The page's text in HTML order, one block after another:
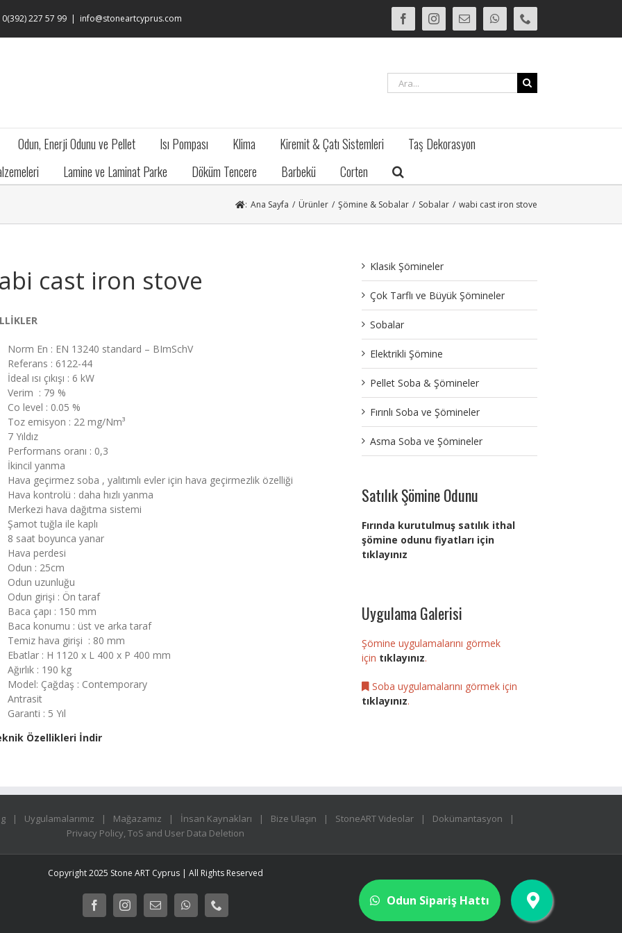
227 57 99 | info@stoneartcyprus.com FacebookInstagram
E-
posta
WhatsApp
Ara:
Odun, Enerji Odunu ve Pellet Isı Pompası Klima Kiremit & Çatı Sistemleri
Taş Dekorasyon
Lamine ve Laminat Parke Döküm Tencere Barbekü Corten
: Ana Sayfa / Ürünler / Şömine & Sobalar / Sobalar / wabi cast iron stove
cast iron stove
Norm En : EN 13240 standard – BImSchV
Referans : 6122-44
İdeal ısı çıkışı : 6 kW
Verim : 79 %
Co level : 0.05 %
Toz emisyon : 22 mg/Nm³
7 Yıldız
Performans oranı : 0,3
İkincil yanma
Hava geçirmez soba , yalıtımlı evler için hava geçirmezlik özelliği
Hava kontrolü : daha hızlı yanma
Merkezi hava dağıtma sistemi
Şamot tuğla ile kaplı
8 saat boyunca yanar
Hava perdesi
Odun : 25cm
Odun uzunluğu
Odun girişi : Ön taraf
Baca çapı : 150 mm
Baca konumu : üst ve arka taraf
Temiz hava girişi : 80 mm
Ebatlar : H 1120 x L 400 x P 400 mm
Ağırlık : 190 kg
Model: Çağdaş : Contemporary
Antrasit
Garanti : 5 Yıl
Özellikleri İndir
Klasik Şömineler
Çok Tarflı ve Büyük Şömineler
Sobalar
Elektrikli Şömine
Pellet Soba & Şömineler
Fırınlı Soba ve Şömineler
Asma Soba ve Şömineler
Satılık Şömine Odunu
Fırında kurutulmuş satılık ithal
şömine odunu fiyatları için
tıklayınız
Uygulama Galerisi
Şömine uygulamalarını görmek
için tıklayınız.
Soba uygulamalarını görmek için
tıklayınız.
Uygulamalarımız Mağazamız İnsan Kaynakları Bize Ulaşın StoneART Videolar
Dokümantasyon
Privacy Policy, ToS and User Data Deletion
Copyright 2025 Stone ART Cyprus | All Rights Reserved
FacebookInstagram
E-
posta
WhatsApp Odun Sipariş Hattı